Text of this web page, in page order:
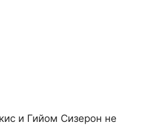
и Гийом Сизерон не